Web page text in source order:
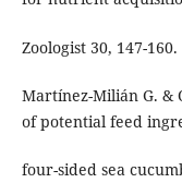
Zoologist 30, 147-160.
Martínez-Milián G. &
of potential feed
four-sided sea